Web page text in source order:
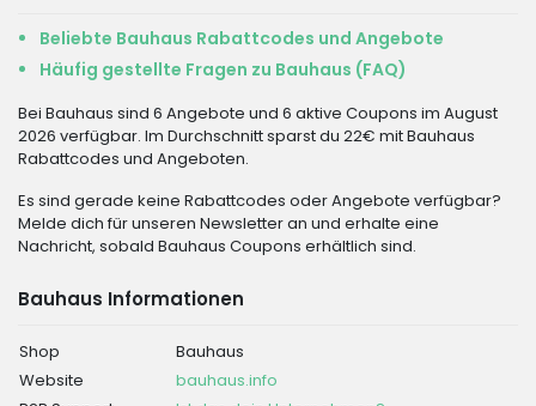
Beliebte Bauhaus Rabattcodes und Angebote
Häufig gestellte Fragen zu Bauhaus (FAQ)
Bei Bauhaus sind 6 Angebote und 6 aktive Coupons im August
2026 verfügbar. Im Durchschnitt sparst du 22€ mit Bauhaus
Rabattcodes und Angeboten.
Es sind gerade keine Rabattcodes oder Angebote verfügbar?
Melde dich für unseren Newsletter an und erhalte eine
Nachricht, sobald Bauhaus Coupons erhältlich sind.
Bauhaus Informationen
Shop
Bauhaus
Website
bauhaus.info